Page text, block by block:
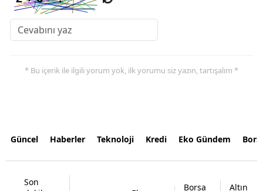
* Bu içerik ile ilgili yorum yok, ilk yorumu siz yazın, tartışalım *
Güncel Haberler Teknoloji Kredi Eko Gündem
Son
Borsa Altın